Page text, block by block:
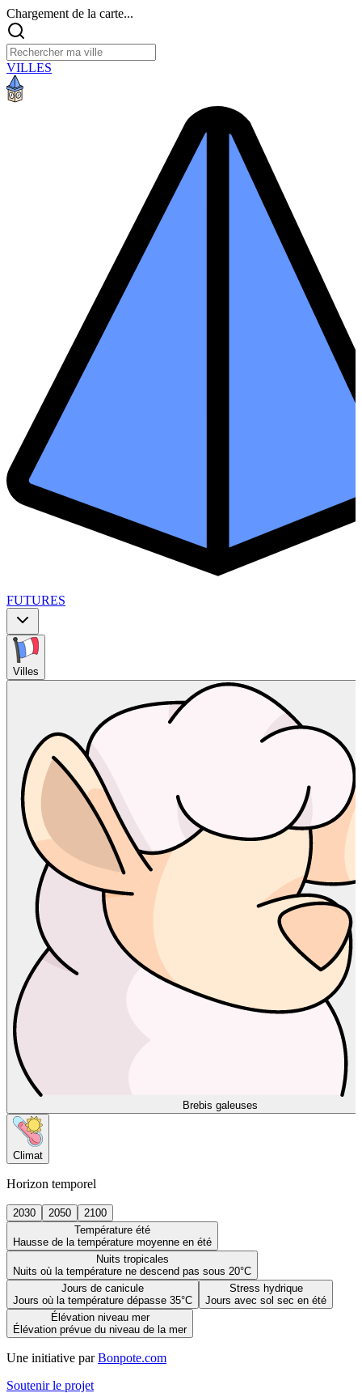
Chargement de la carte...
VILLES
FUTURES
Villes
Brebis galeuses
Climat
Horizon temporel
2030 2050
2100
Température été
Hausse de la température moyenne en été
Nuits tropicales
Nuits où la température ne descend pas sous 20°C
Jours de canicule
Jours où la température dépasse 35°C
Stress hydrique
Jours avec sol sec en été
Élévation niveau mer
Élévation prévue du niveau de la mer
Une initiative par Bonpote.com
Soutenir le projet